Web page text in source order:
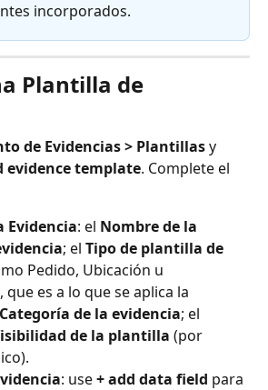
incorporados.
Plantilla de
de Evidencias > Plantillas y
evidence template. Complete el
Evidencia: el Nombre de la
; el Tipo de plantilla de
Pedido, Ubicación u
es a lo que se aplica la
Categoría de la evidencia; el
de la plantilla (por
: use + add data field para